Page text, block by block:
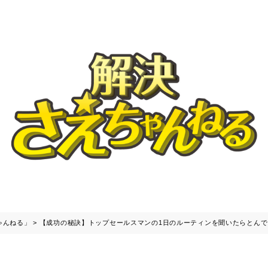
ねる」 > 【成功の秘訣】トップセールスマンの1日のルーティンを聞いたらとん